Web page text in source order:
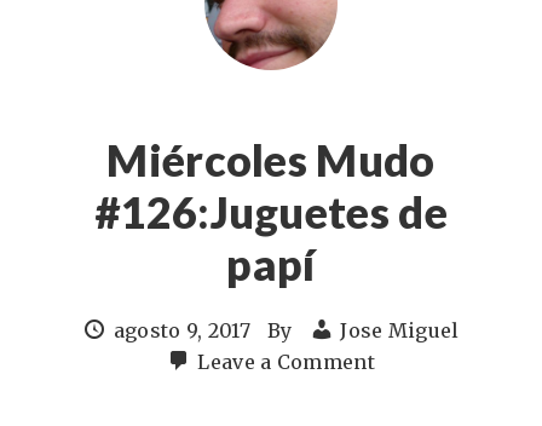
Miércoles Mudo
#126:Juguetes de
papí
agosto 9, 2017 By
Jose Miguel
Leave a Comment